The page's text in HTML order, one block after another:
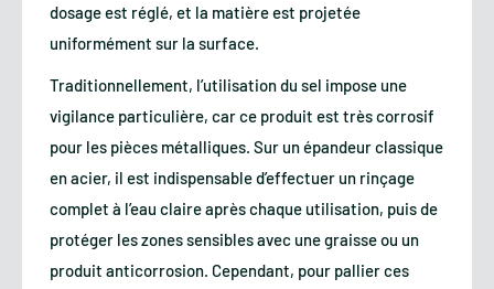
dosage est réglé, et la matière est projetée
uniformément sur la surface.
Traditionnellement, l’utilisation du sel impose une
vigilance particulière, car ce produit est très corrosif
pour les pièces métalliques. Sur un épandeur classique
en acier, il est indispensable d’effectuer un rinçage
complet à l’eau claire après chaque utilisation, puis de
protéger les zones sensibles avec une graisse ou un
produit anticorrosion. Cependant, pour pallier ces